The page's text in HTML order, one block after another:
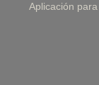
Aplicación